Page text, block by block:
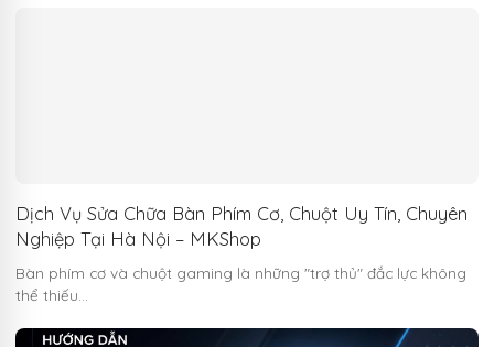
Dịch Vụ Sửa Chữa Bàn Phím Cơ, Chuột Uy Tín, Chuyên
Nghiệp Tại Hà Nội – MKShop
Bàn phím cơ và chuột gaming là những "trợ thủ" đắc lực không
thể thiếu…